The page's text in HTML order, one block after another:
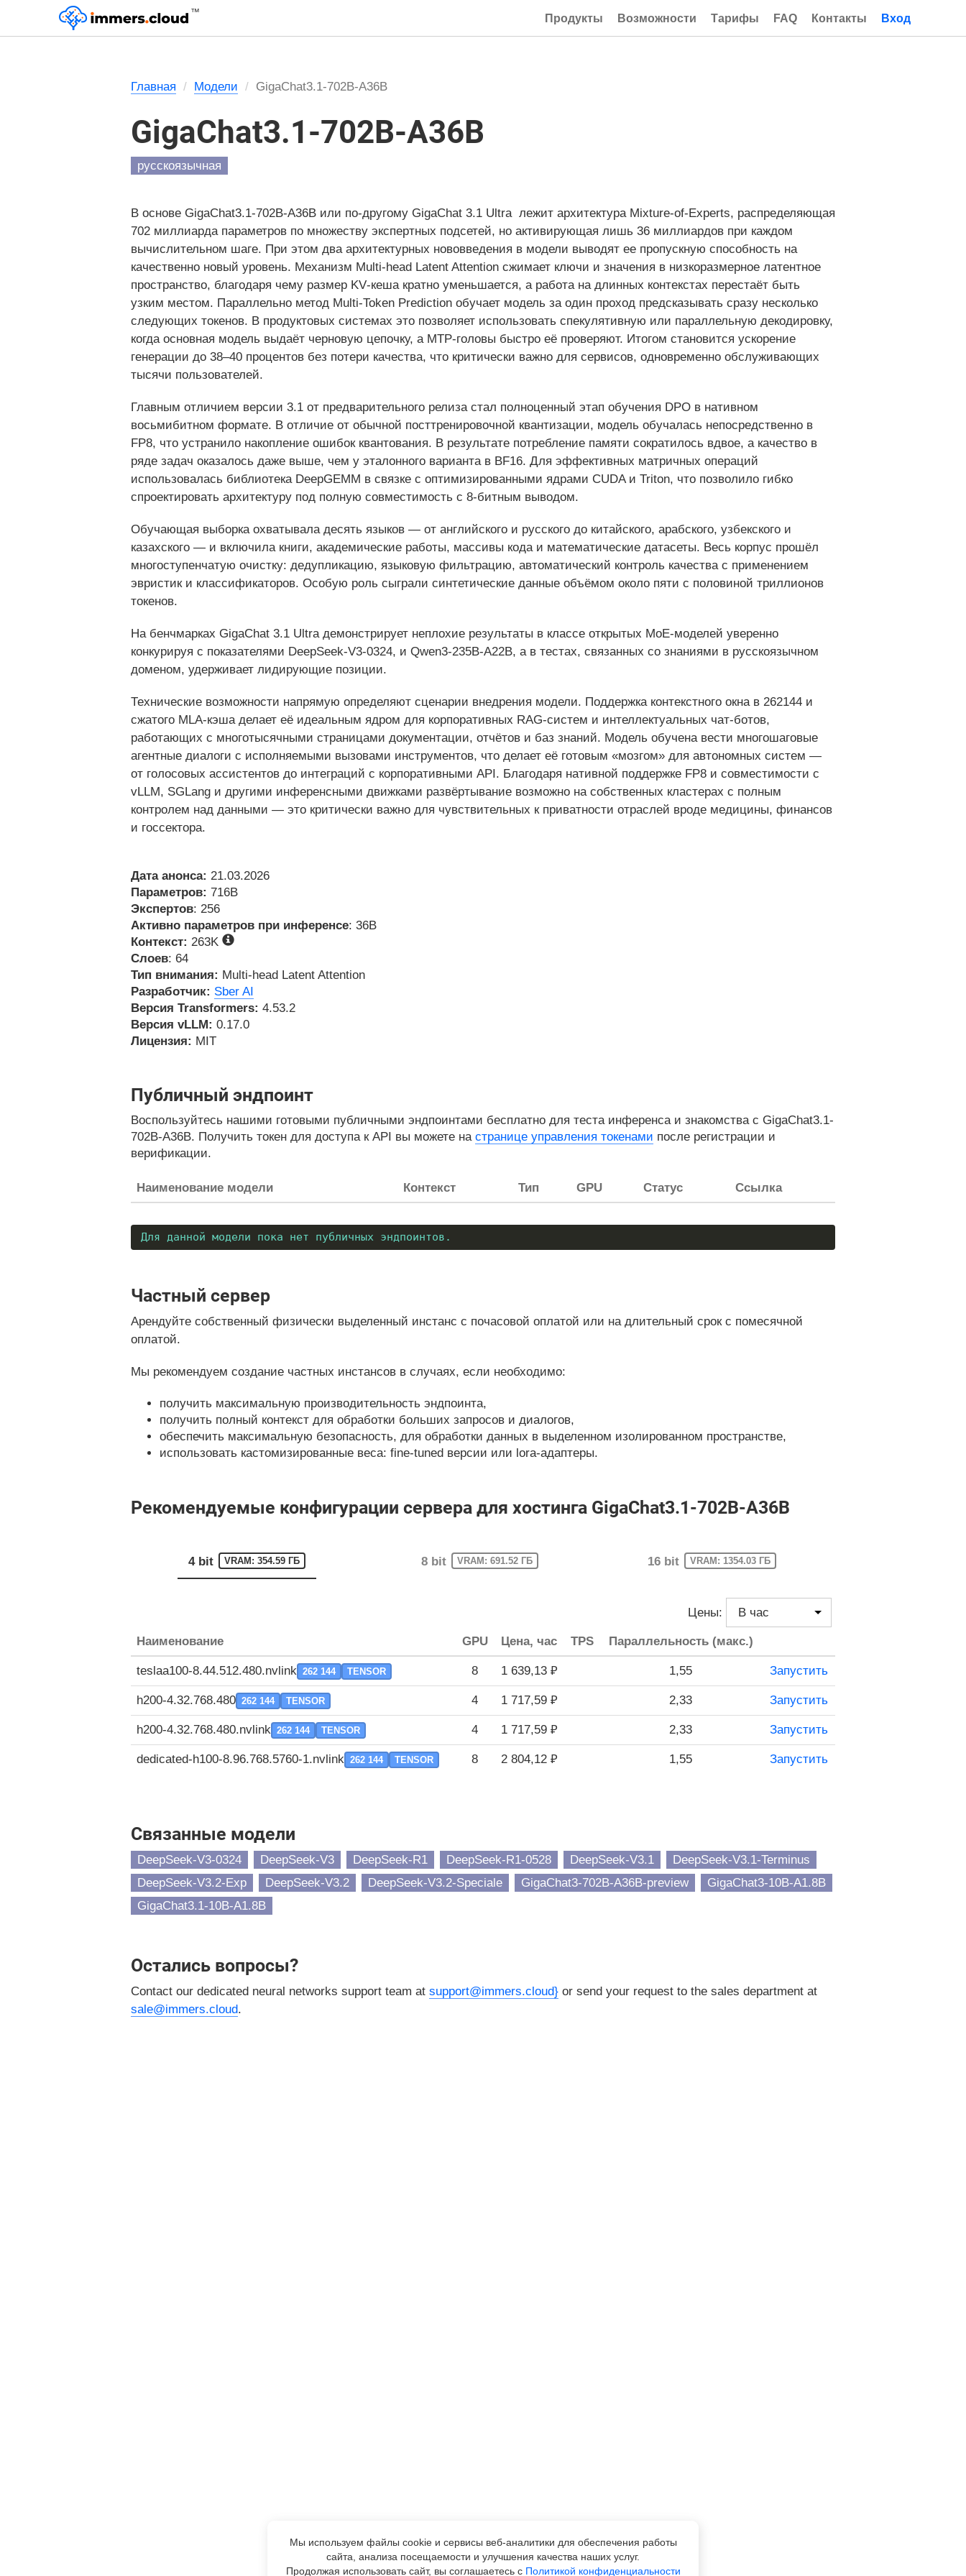
™ Продукты Возможности Тарифы FAQ Контакты Вход
Главная Модели GigaChat3.1-702B-A36B
GigaChat3.1-702B-A36B
русскоязычная
В основе GigaChat3.1-702B-A36B или по-другому GigaChat 3.1 Ultra лежит архитектура Mixture‑of‑Experts, распределяющая
702 миллиарда параметров по множеству экспертных подсетей, но активирующая лишь 36 миллиардов при каждом
вычислительном шаге. При этом два архитектурных нововведения в модели выводят ее пропускную способность на
качественно новый уровень. Механизм Multi‑head Latent Attention сжимает ключи и значения в низкоразмерное латентное
пространство, благодаря чему размер KV‑кеша кратно уменьшается, а работа на длинных контекстах перестаёт быть
узким местом. Параллельно метод Multi‑Token Prediction обучает модель за один проход предсказывать сразу несколько
следующих токенов. В продуктовых системах это позволяет использовать спекулятивную или параллельную декодировку,
когда основная модель выдаёт черновую цепочку, а MTP‑головы быстро её проверяют. Итогом становится ускорение
генерации до 38–40 процентов без потери качества, что критически важно для сервисов, одновременно обслуживающих
тысячи пользователей.
Главным отличием версии 3.1 от предварительного релиза стал полноценный этап обучения DPO в нативном
восьмибитном формате. В отличие от обычной посттренировочной квантизации, модель обучалась непосредственно в
FP8, что устранило накопление ошибок квантования. В результате потребление памяти сократилось вдвое, а качество в
ряде задач оказалось даже выше, чем у эталонного варианта в BF16. Для эффективных матричных операций
использовалась библиотека DeepGEMM в связке с оптимизированными ядрами CUDA и Triton, что позволило гибко
спроектировать архитектуру под полную совместимость с 8‑битным выводом.
Обучающая выборка охватывала десять языков — от английского и русского до китайского, арабского, узбекского и
казахского — и включила книги, академические работы, массивы кода и математические датасеты. Весь корпус прошёл
многоступенчатую очистку: дедупликацию, языковую фильтрацию, автоматический контроль качества с применением
эвристик и классификаторов. Особую роль сыграли синтетические данные объёмом около пяти с половиной триллионов
токенов.
На бенчмарках GigaChat 3.1 Ultra демонстрирует неплохие результаты в классе открытых MoE‑моделей уверенно
конкурируя с показателями DeepSeek-V3-0324, и Qwen3‑235B‑A22B, а в тестах, связанных со знаниями в русскоязычном
доменом, удерживает лидирующие позиции.
Технические возможности напрямую определяют сценарии внедрения модели. Поддержка контекстного окна в 262144 и
сжатого MLA‑кэша делает её идеальным ядром для корпоративных RAG‑систем и интеллектуальных чат‑ботов,
работающих с многотысячными страницами документации, отчётов и баз знаний. Модель обучена вести многошаговые
агентные диалоги с исполняемыми вызовами инструментов, что делает её готовым «мозгом» для автономных систем —
от голосовых ассистентов до интеграций с корпоративными API. Благодаря нативной поддержке FP8 и совместимости с
vLLM, SGLang и другими инференсными движками развёртывание возможно на собственных кластерах с полным
контролем над данными — это критически важно для чувствительных к приватности отраслей вроде медицины, финансов
и госсектора.
Дата анонса: 21.03.2026
Параметров: 716B
Экспертов: 256
Активно параметров при инференсе: 36B
Контекст: 263K
Слоев: 64
Тип внимания: Multi-head Latent Attention
Разработчик: Sber AI
Версия Transformers: 4.53.2
Версия vLLM: 0.17.0
Лицензия: MIT
Публичный эндпоинт
Воспользуйтесь нашими готовыми публичными эндпоинтами бесплатно для теста инференса и знакомства с GigaChat3.1-
702B-A36B. Получить токен для доступа к API вы можете на странице управления токенами после регистрации и
верификации.
Наименование модели Контекст Тип GPU Статус Ссылка
Для данной модели пока нет публичных эндпоинтов.
Частный сервер
Арендуйте собственный физически выделенный инстанс с почасовой оплатой или на длительный срок с помесячной
оплатой.
Мы рекомендуем создание частных инстансов в случаях, если необходимо:
получить максимальную производительность эндпоинта,
получить полный контекст для обработки больших запросов и диалогов,
обеспечить максимальную безопасность, для обработки данных в выделенном изолированном пространстве,
использовать кастомизированные веса: fine-tuned версии или lora-адаптеры.
Рекомендуемые конфигурации сервера для хостинга GigaChat3.1-702B-A36B
4 bit VRAM: 354.59 ГБ 8 bit VRAM: 691.52 ГБ 16 bit VRAM: 1354.03 ГБ
Цены:
Наименование GPU Цена, час TPS Параллельность (макс.)
teslaa100-8.44.512.480.nvlink 262 144 TENSOR 8 1 639,13 ₽ 1,55 Запустить
h200-4.32.768.480 262 144 TENSOR 4 1 717,59 ₽ 2,33 Запустить
h200-4.32.768.480.nvlink 262 144 TENSOR 4 1 717,59 ₽ 2,33 Запустить
dedicated-h100-8.96.768.5760-1.nvlink 262 144 TENSOR 8 2 804,12 ₽ 1,55 Запустить
Связанные модели
DeepSeek-V3-0324 DeepSeek-V3 DeepSeek-R1 DeepSeek-R1-0528 DeepSeek-V3.1
DeepSeek-V3.1-Terminus
DeepSeek-V3.2-Exp
DeepSeek-V3.2 DeepSeek-V3.2-Speciale GigaChat3-702B-A36B-preview
GigaChat3-10B-A1.8B
GigaChat3.1-10B-A1.8B
Остались вопросы?
Contact our dedicated neural networks support team at support@immers.cloud} or send your request to the sales department at
sale@immers.cloud.
Мы используем файлы cookie и сервисы веб-аналитики для обеспечения работы
сайта, анализа посещаемости и улучшения качества наших услуг.
Продолжая использовать сайт, вы соглашаетесь с Политикой конфиденциальности